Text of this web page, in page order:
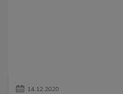
14.12.2020